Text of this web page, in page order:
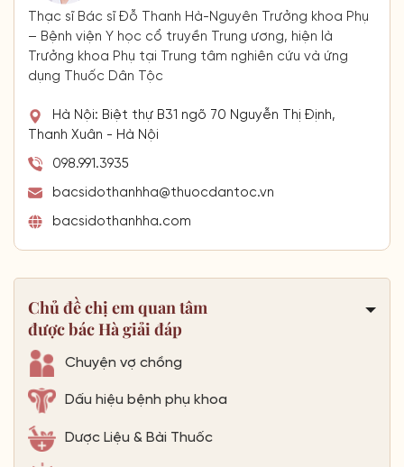
Thạc sĩ Bác sĩ Đỗ Thanh Hà-Nguyên Trưởng khoa Phụ
– Bệnh viện Y học cổ truyền Trung ương, hiện là
Trưởng khoa Phụ tại Trung tâm nghiên cứu và ứng
dụng Thuốc Dân Tộc
Hà Nội: Biệt thự B31 ngõ 70 Nguyễn Thị Định,
Thanh Xuân - Hà Nội
098.991.3935
bacsidothanhha@thuocdantoc.vn
bacsidothanhha.com
Chủ đề chị em quan tâm
được bác Hà giải đáp
Chuyện vợ chồng
Dấu hiệu bệnh phụ khoa
Dược Liệu & Bài Thuốc